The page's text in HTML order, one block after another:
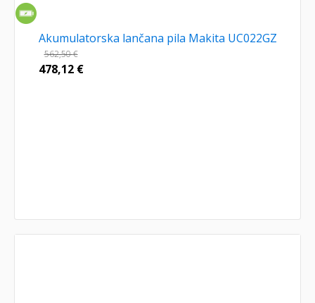
Akumulatorska lančana pila Makita UC022GZ
562,50€
478,12 €